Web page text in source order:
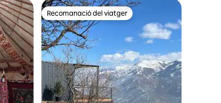
Recomanació del viatger
Recomanació del viatger